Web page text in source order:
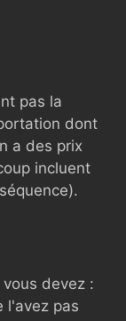
pas la
dont
a des prix
incluent
devez :
l'avez pas